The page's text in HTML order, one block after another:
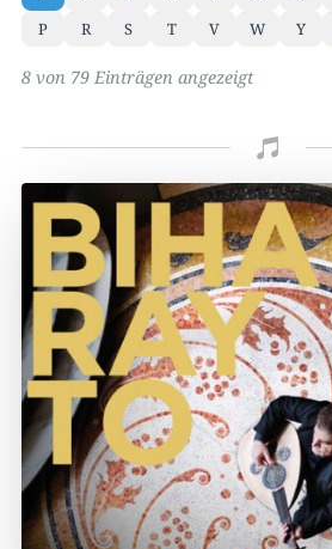
P
R S T V W Y
8 von 79 Einträgen angezeigt
